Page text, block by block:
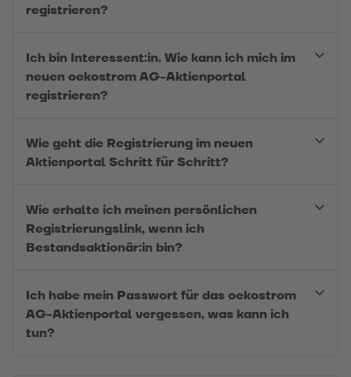
registrieren?
Ich bin Interessent:in. Wie kann ich mich im
neuen oekostrom AG-Aktienportal
registrieren?
Wie geht die Registrierung im neuen
Aktienportal Schritt für Schritt?
Wie erhalte ich meinen persönlichen
Registrierungslink, wenn ich
Bestandsaktionär:in bin?
Ich habe mein Passwort für das oekostrom
AG-Aktienportal vergessen, was kann ich
tun?